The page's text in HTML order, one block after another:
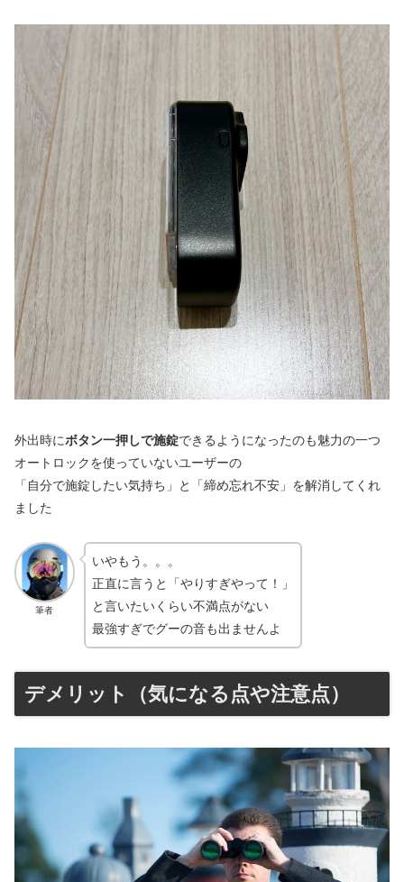
外出時にボタン一押しで施錠できるようになったのも魅力の一つ
オートロックを使っていないユーザーの
「自分で施錠したい気持ち」と「締め忘れ不安」を解消してくれ
ました
筆者
いやもう。。。
正直に言うと「やりすぎやって！」
と言いたいくらい不満点がない
最強すぎでグーの音も出ませんよ
デメリット（気になる点や注意点）